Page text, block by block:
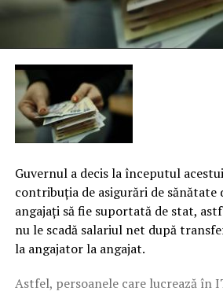
Guvernul a decis la începutul
contribuţia de asigurări de
angajaţi să fie suportată de stat,
nu le scadă salariul net după
la angajator la angajat.
Astfel, persoanele care lucrează în